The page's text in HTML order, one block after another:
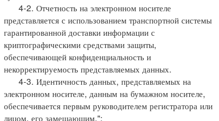
4-2. Отчетность на электронном носителе
представляется с использованием транспортной системы
гарантированной доставки информации с
криптографическими средствами защиты,
обеспечивающей конфиденциальность и
некорректируемость представляемых данных.
4-3. Идентичность данных, представляемых на
электронном носителе, данным на бумажном носителе,
обеспечивается первым руководителем регистратора или
лицом, его замещающим.";